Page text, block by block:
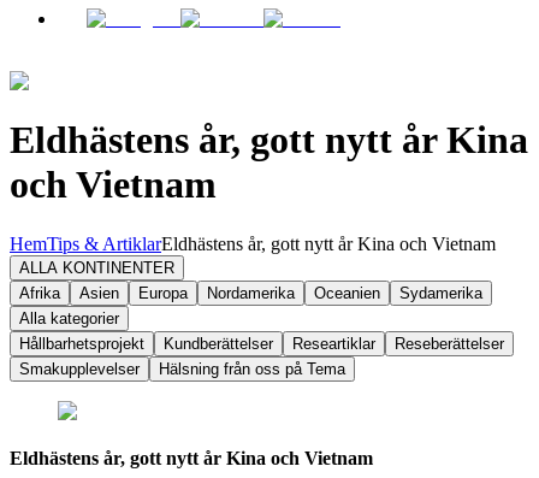
Eldhästens år, gott nytt år Kina
och Vietnam
HemTips & ArtiklarEldhästens år, gott nytt år Kina och Vietnam
ALLA KONTINENTER
Afrika
Asien Europa Nordamerika Oceanien
Sydamerika
Alla kategorier
Hållbarhetsprojekt
Kundberättelser Researtiklar
Reseberättelser
Smakupplevelser
Hälsning från oss på Tema
Eldhästens år, gott nytt år Kina och Vietnam